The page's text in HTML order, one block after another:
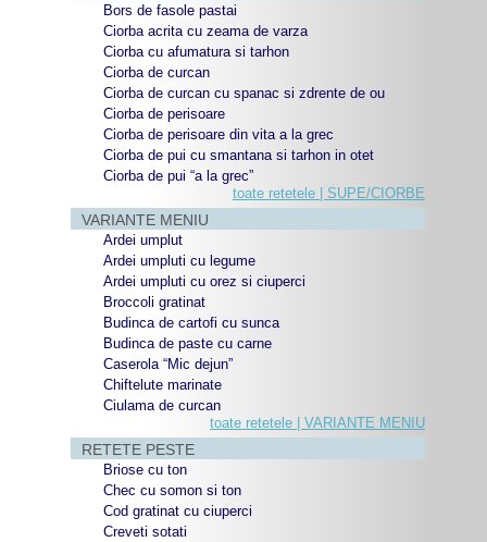
Bors de fasole pastai
Ciorba acrita cu zeama de varza
Ciorba cu afumatura si tarhon
Ciorba de curcan
Ciorba de curcan cu spanac si zdrente de ou
Ciorba de perisoare
Ciorba de perisoare din vita a la grec
Ciorba de pui cu smantana si tarhon in otet
Ciorba de pui “a la grec”
toate retetele | SUPE/CIORBE
VARIANTE MENIU
Ardei umplut
Ardei umpluti cu legume
Ardei umpluti cu orez si ciuperci
Broccoli gratinat
Budinca de cartofi cu sunca
Budinca de paste cu carne
Caserola “Mic dejun”
Chiftelute marinate
Ciulama de curcan
toate retetele | VARIANTE MENIU
RETETE PESTE
Briose cu ton
Chec cu somon si ton
Cod gratinat cu ciuperci
Creveti sotati